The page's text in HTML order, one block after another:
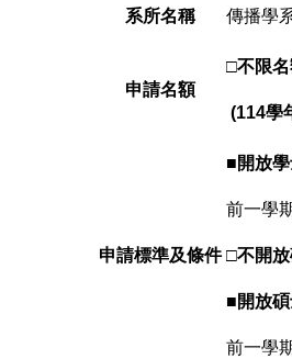
系所名稱 傳播學
申請名額
□不限
(114學
申請標準及條件
■開放
前一學
□不開
■開放
前一學